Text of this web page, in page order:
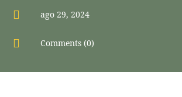
 ago 29, 2024
 Comments (0)